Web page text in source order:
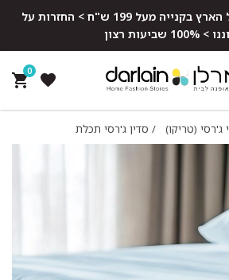
משלוח מהיר חינם לכל הארץ בקנייה מעל 199 ש"ח > החזרות על
שביעות רצון
0
ג'רסי (טריקו) / סדין ג'רסי תכלת